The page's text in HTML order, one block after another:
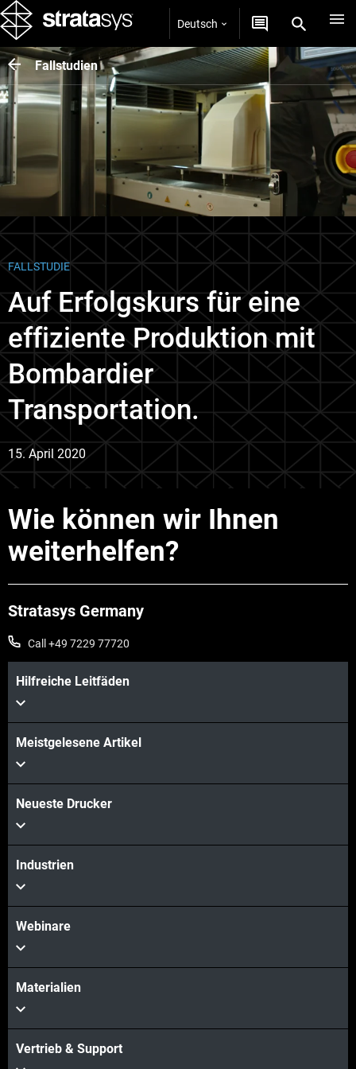
Deutsch
Fallstudien
FALLSTUDIE
Auf Erfolgskurs für eine
effiziente Produktion mit
Bombardier
Transportation.
15. April 2020
Wie können wir Ihnen
weiterhelfen?
Stratasys Germany
Call +49 7229 77720
Hilfreiche Leitfäden
Meistgelesene Artikel
Neueste Drucker
Industrien
Webinare
Materialien
Vertrieb & Support